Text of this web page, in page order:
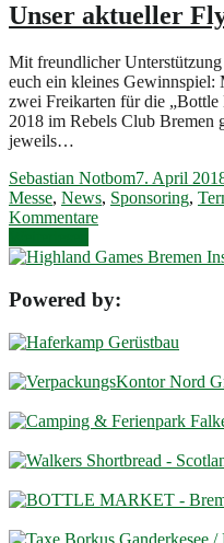
Unser aktueller
Mit freundlicher
euch ein kleines
zwei Freikarten für die „Bottle
2018 im Rebels Club Bremen
jeweils…
Sebastian Notbom7. April
Messe, News, Sponsoring,
Kommentare
Powered by: